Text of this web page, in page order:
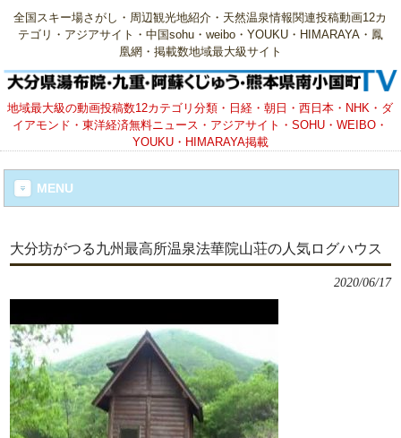
全国スキー場さがし・周辺観光地紹介・天然温泉情報関連投稿動画12カ
テゴリ・アジアサイト・中国sohu・weibo・YOUKU・HIMARAYA・鳳
凰網・掲載数地域最大級サイト
地域最大級の動画投稿数12カテゴリ分類・日経・朝日・西日本・NHK・ダ
イアモンド・東洋経済無料ニュース・アジアサイト・SOHU・WEIBO・
YOUKU・HIMARAYA掲載
MENU
大分坊がつる九州最高所温泉法華院山荘の人気ログハウス
2020/06/17